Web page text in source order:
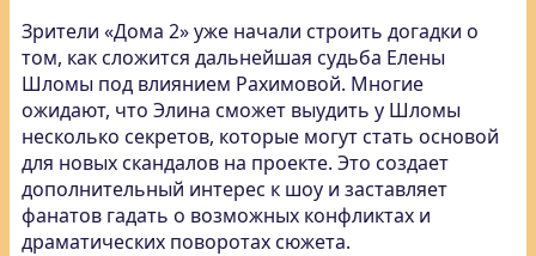
Зрители «Дома 2» уже начали строить догадки о
том, как сложится дальнейшая судьба Елены
Шломы под влиянием Рахимовой. Многие
ожидают, что Элина сможет выудить у Шломы
несколько секретов, которые могут стать основой
для новых скандалов на проекте. Это создает
дополнительный интерес к шоу и заставляет
фанатов гадать о возможных конфликтах и
драматических поворотах сюжета.